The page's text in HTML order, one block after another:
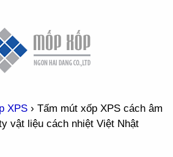
XPS › Tấm mút xốp XPS cách âm
vật liệu cách nhiệt Việt Nhật